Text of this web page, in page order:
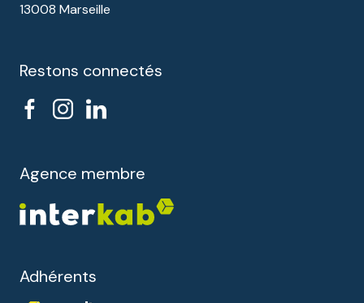
13008 Marseille
Restons connectés
Agence membre
Adhérents